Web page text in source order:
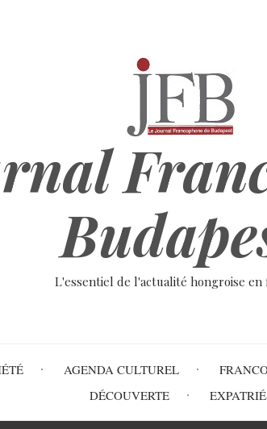
L'essentiel de l'actualité hongroise en
AGENDA CULTUREL
DÉCOUVERTE